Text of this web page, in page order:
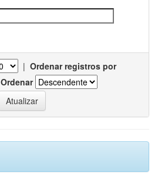
| Ordenar registros por
Ordenar